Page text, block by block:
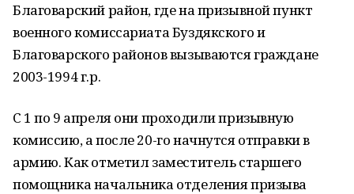
Благоварский район, где на призывной пункт
военного комиссариата Буздякского и
Благоварского районов вызываются граждане
2003-1994 г.р.
С 1 по 9 апреля они проходили призывную
комиссию, а после 20-го начнутся отправки в
армию. Как отметил заместитель старшего
помощника начальника отделения призыва